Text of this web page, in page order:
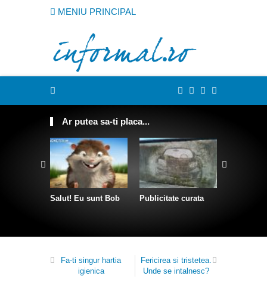
MENIU PRINCIPAL
Ar putea sa-ti placa...
Salut! Eu sunt Bob Publicitate curata
Fa-ti singur hartia
igienica
Fericirea si tristetea.
Unde se intalnesc?